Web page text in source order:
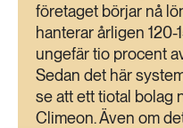
företaget börjar nå
hanterar årligen
ungefär tio procent
Sedan det här
se att ett tiotal bolag
Climeon. Även om